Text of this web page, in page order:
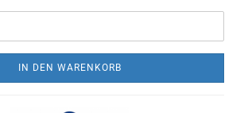
IN DEN WARENKORB